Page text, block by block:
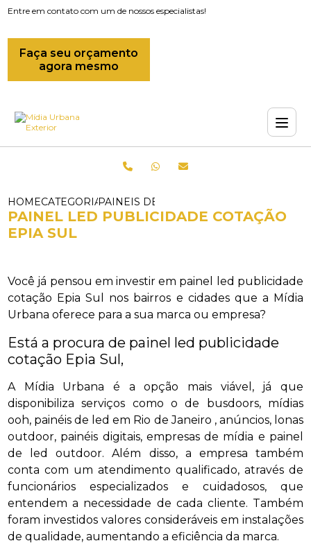
Entre em contato com um de nossos especialistas!
Faça seu orçamento
agora mesmo
HOMECATEGORIASPAINEIS DE LED_PAINEL DE LED
PAINEL LED PUBLICIDADE COTAÇÃO
EPIA SUL
Você já pensou em investir em painel led publicidade
cotação Epia Sul nos bairros e cidades que a Mídia
Urbana oferece para a sua marca ou empresa?
Está a procura de painel led publicidade
cotação Epia Sul,
A Mídia Urbana é a opção mais viável, já que
disponibiliza serviços como o de busdoors, mídias
ooh, painéis de led em Rio de Janeiro , anúncios, lonas
outdoor, painéis digitais, empresas de mídia e painel
de led outdoor. Além disso, a empresa também
conta com um atendimento qualificado, através de
funcionários especializados e cuidadosos, que
entendem a necessidade de cada cliente. Também
foram investidos valores consideráveis em instalações
de qualidade, aumentando a eficiência da marca.